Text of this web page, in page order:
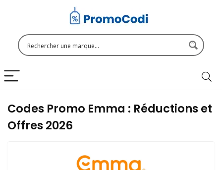
Codes Promo Emma : Réductions et
Offres 2026